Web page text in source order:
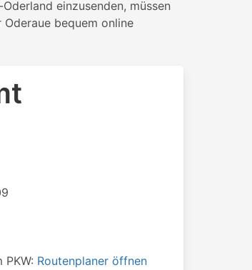
einzusenden, müssen
bequem online
PKW: Routenplaner öffnen